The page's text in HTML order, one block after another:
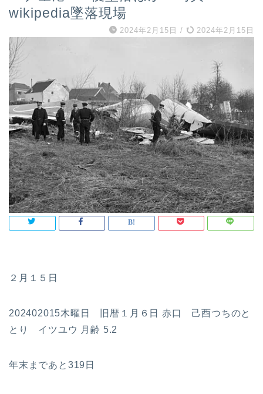
wikipedia墜落現場
2024年2月15日 / 2024年2月15日
２月１５日
202402015木曜日 旧暦１月６日 赤口 己酉つちのと
とり イツユウ 月齢 5.2
年末まであと319日